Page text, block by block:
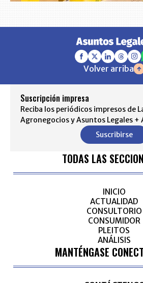
Volver arriba
Suscripción impresa
Reciba los periódicos impresos de
Agronegocios y Asuntos Legales +
Suscribirse
TODAS LAS
INICIO
ACTUALIDAD
CONSULTORIO
CONSUMIDOR
PLEITOS
ANÁLISIS
MANTÉNGASE